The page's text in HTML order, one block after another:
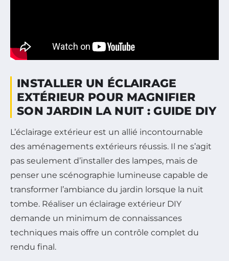
INSTALLER UN ÉCLAIRAGE
EXTÉRIEUR POUR MAGNIFIER
SON JARDIN LA NUIT : GUIDE DIY
L’éclairage extérieur est un allié incontournable
des aménagements extérieurs réussis. Il ne s’agit
pas seulement d’installer des lampes, mais de
penser une scénographie lumineuse capable de
transformer l’ambiance du jardin lorsque la nuit
tombe. Réaliser un éclairage extérieur DIY
demande un minimum de connaissances
techniques mais offre un contrôle complet du
rendu final.